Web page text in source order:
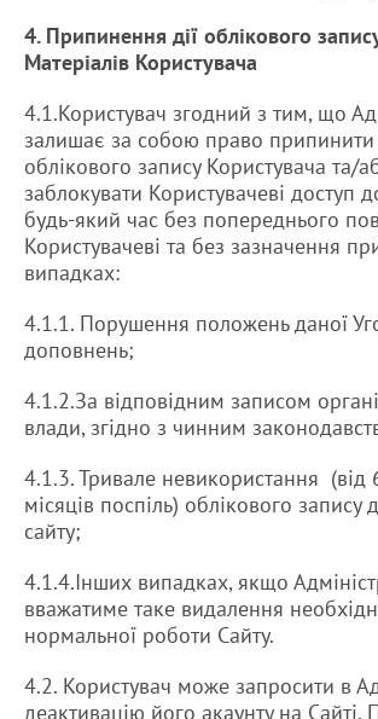
4. Припинення дії облікового
Матеріалів Користувача
4.1.Користувач згодний з тим, що
залишає за собою право припинити
облікового запису Користувача та/
заблокувати Користувачеві доступ
будь-який час без попереднього
Користувачеві та без зазначення
випадках:
4.1.1. Порушення положень даної
доповнень;
4.1.2.За відповідним записом
влади, згідно з чинним
4.1.3. Тривале невикористання (від
місяців поспіль) облікового запису
сайту;
4.1.4.Інших випадках, якщо
вважатиме таке видалення
нормальної роботи Сайту.
4.2. Користувач може запросити в
деактивацію його акаунту на Сайті.